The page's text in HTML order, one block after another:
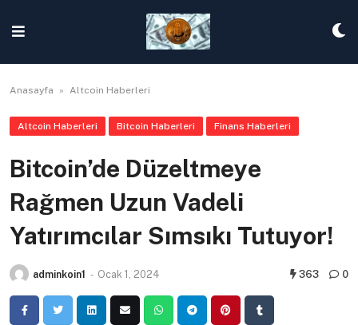
content
Anasayfa » Altcoin Haberleri
Altcoin Haberleri Bitcoin Haberleri Finans Haberleri
Bitcoin’de Düzeltmeye
Rağmen Uzun Vadeli
Yatırımcılar Sımsıkı Tutuyor!
adminkoin1 - Ocak 1, 2024 363 0